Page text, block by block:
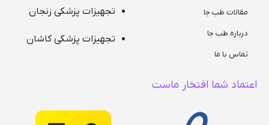
مقالات طب جا
درباره طب جا
تماس با ما
تجهیزات پزشکی زنجان
تجهیزات پزشکی کاشان
اعتماد شما افتخار ماست